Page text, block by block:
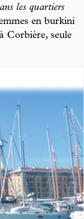
les quartiers
en burkini
Corbière, seule